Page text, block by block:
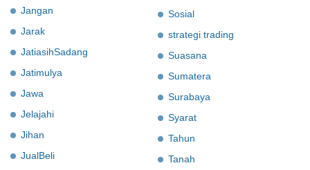
Jangan
Jarak
JatiasihSadang
Jatimulya
Jawa
Jelajahi
Jihan
JualBeli
Sosial
strategi trading
Suasana
Sumatera
Surabaya
Syarat
Tahun
Tanah